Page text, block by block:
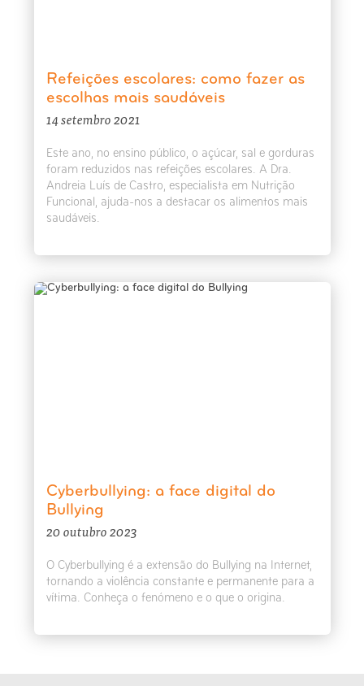
Refeições escolares: como fazer as
escolhas mais saudáveis
14 setembro 2021
Este ano, no ensino público, o açúcar, sal e gorduras
foram reduzidos nas refeições escolares. A Dra.
Andreia Luís de Castro, especialista em Nutrição
Funcional, ajuda-nos a destacar os alimentos mais
saudáveis.
Cyberbullying: a face digital do
Bullying
20 outubro 2023
O Cyberbullying é a extensão do Bullying na Internet,
tornando a violência constante e permanente para a
vítima. Conheça o fenómeno e o que o origina.